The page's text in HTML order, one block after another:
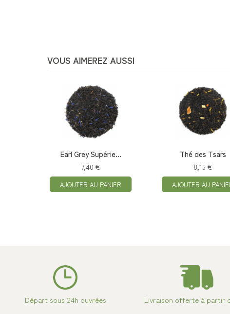
VOUS AIMEREZ AUSSI
Earl Grey Supérie...
7,40 €
AJOUTER AU PANIER
Thé des Tsars
8,15 €
AJOUTER AU
Départ sous 24h ouvrées Livraison offerte à partir